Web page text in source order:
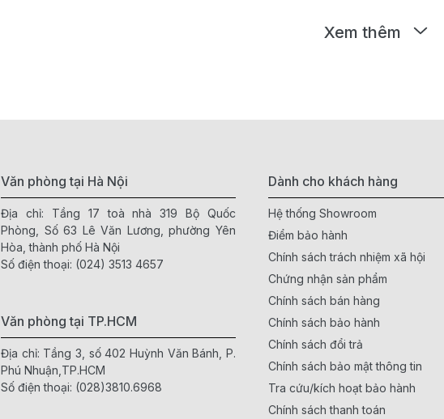
Xem thêm
Văn phòng tại Hà Nội
Địa chỉ: Tầng 17 toà nhà 319 Bộ Quốc
Phòng, Số 63 Lê Văn Lương, phường Yên
Hòa, thành phố Hà Nội
Số điện thoại: (024) 3513 4657
Văn phòng tại TP.HCM
Địa chỉ: Tầng 3, số 402 Huỳnh Văn Bánh, P.
Phú Nhuận,TP.HCM
Số điện thoại: (028)3810.6968
Dành cho khách hàng
Hệ thống Showroom
Điểm bảo hành
Chính sách trách nhiệm xã hội
Chứng nhận sản phẩm
Chính sách bán hàng
Chính sách bảo hành
Chính sách đổi trả
Chính sách bảo mật thông tin
Tra cứu/kích hoạt bảo hành
Chính sách thanh toán